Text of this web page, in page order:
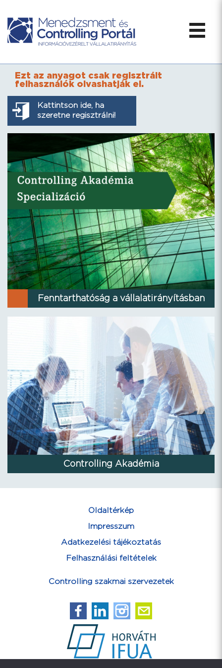
Ezt az anyagot csak regisztrált
felhasználók olvashatják el.
Kattintson ide, ha
szeretne regisztrálni!
Fenntarthatóság a vállalatirányításban
Controlling Akadémia
Oldaltérkép
Impresszum
Adatkezelési tájékoztatás
Felhasználási feltételek
Controlling szakmai szervezetek